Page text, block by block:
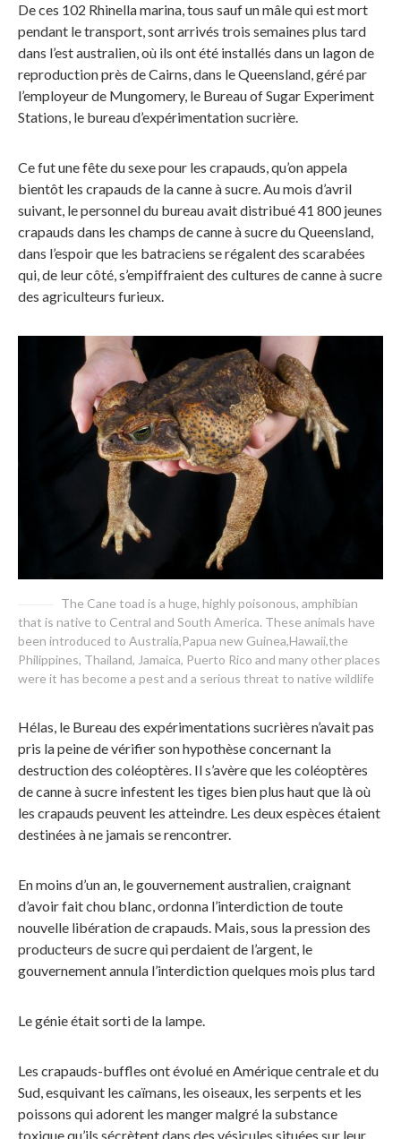
De ces 102 Rhinella marina, tous sauf un mâle qui est mort
pendant le transport, sont arrivés trois semaines plus tard
dans l’est australien, où ils ont été installés dans un lagon de
reproduction près de Cairns, dans le Queensland, géré par
l’employeur de Mungomery, le Bureau of Sugar Experiment
Stations, le bureau d’expérimentation sucrière.
Ce fut une fête du sexe pour les crapauds, qu’on appela
bientôt les crapauds de la canne à sucre. Au mois d’avril
suivant, le personnel du bureau avait distribué 41 800 jeunes
crapauds dans les champs de canne à sucre du Queensland,
dans l’espoir que les batraciens se régalent des scarabées
qui, de leur côté, s’empiffraient des cultures de canne à sucre
des agriculteurs furieux.
The Cane toad is a huge, highly poisonous, amphibian
that is native to Central and South America. These animals have
been introduced to Australia,Papua new Guinea,Hawaii,the
Philippines, Thailand, Jamaica, Puerto Rico and many other places
were it has become a pest and a serious threat to native wildlife
Hélas, le Bureau des expérimentations sucrières n’avait pas
pris la peine de vérifier son hypothèse concernant la
destruction des coléoptères. Il s’avère que les coléoptères
de canne à sucre infestent les tiges bien plus haut que là où
les crapauds peuvent les atteindre. Les deux espèces étaient
destinées à ne jamais se rencontrer.
En moins d’un an, le gouvernement australien, craignant
d’avoir fait chou blanc, ordonna l’interdiction de toute
nouvelle libération de crapauds. Mais, sous la pression des
producteurs de sucre qui perdaient de l’argent, le
gouvernement annula l’interdiction quelques mois plus tard
Le génie était sorti de la lampe.
Les crapauds-buffles ont évolué en Amérique centrale et du
Sud, esquivant les caïmans, les oiseaux, les serpents et les
poissons qui adorent les manger malgré la substance
toxique qu’ils sécrètent dans des vésicules situées sur leur